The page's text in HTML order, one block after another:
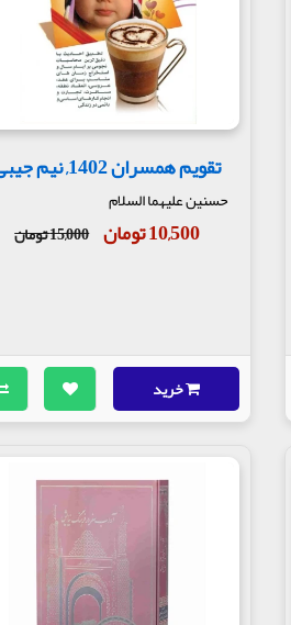
تقویم همسران 1402, نیم جیبی
حسنین علیهما السلام
10,500 تومان 15,000 تومان
خرید